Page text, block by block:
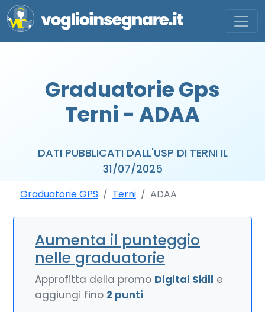
Graduatorie Gps
Terni - ADAA
DATI PUBBLICATI DALL'USP DI TERNI IL
31/07/2025
Graduatorie GPS Terni ADAA
Aumenta il punteggio
nelle graduatorie
Approfitta della promo Digital Skill e
aggiungi fino 2 punti